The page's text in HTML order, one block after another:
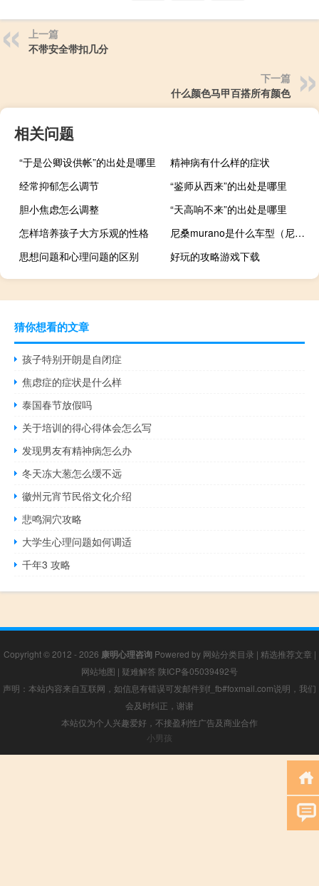
上一篇
不带安全带扣几分
下一篇
什么颜色马甲百搭所有颜色
相关问题
“于是公卿设供帐”的出处是哪里
精神病有什么样的症状
经常抑郁怎么调节
“鉴师从西来”的出处是哪里
胆小焦虑怎么调整
“天高响不来”的出处是哪里
怎样培养孩子大方乐观的性格
尼桑murano是什么车型（尼桑murano是什么车）
思想问题和心理问题的区别
好玩的攻略游戏下载
猜你想看的文章
孩子特别开朗是自闭症
焦虑症的症状是什么样
泰国春节放假吗
关于培训的得心得体会怎么写
发现男友有精神病怎么办
冬天冻大葱怎么缓不远
徽州元宵节民俗文化介绍
悲鸣洞穴攻略
大学生心理问题如何调适
千年3 攻略
Copyright © 2012 - 2026 康明心理咨询Powered by 网站分类目录 | 精选推荐文章 |
网站地图 | 疑难解答 陕ICP备05039492号
声明：本站内容来自互联网，如信息有错误可发邮件到f_fb#foxmail.com说明，我们
会及时纠正，谢谢
本站仅为个人兴趣爱好，不接盈利性广告及商业合作
小男孩